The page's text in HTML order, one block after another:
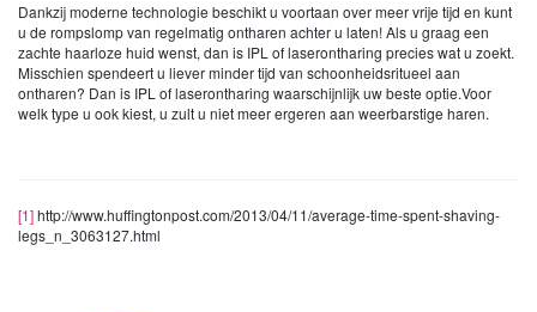
Dankzij moderne technologie beschikt u voortaan over meer vrije tijd en kunt
u de rompslomp van regelmatig ontharen achter u laten! Als u graag een
zachte haarloze huid wenst, dan is IPL of laserontharing precies wat u zoekt.
Misschien spendeert u liever minder tijd van schoonheidsritueel aan
ontharen? Dan is IPL of laserontharing waarschijnlijk uw beste optie.Voor
welk type u ook kiest, u zult u niet meer ergeren aan weerbarstige haren.
[1]http://www.huffingtonpost.com/2013/04/11/average-time-spent-shaving-
legs_n_3063127.html